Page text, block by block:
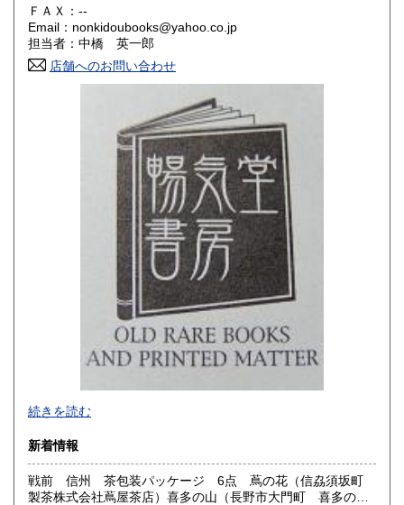
香川県 180円 愛媛県
高知県
180円 長崎県
180円 大分県
180円 鹿児島県
180円
ＦＡＸ：--
Email：nonkidoubooks@yahoo.co.jp
担当者：中橋 英一郎
店舗へのお問い合わせ
最寄駅：花小金井
営業時間：10:00〜18:00
定休日：不定休
続きを読む
新着情報
戦前 信州 茶包装パッケージ 6点 蔦の花（信劦須坂町
製茶株式会社蔦屋茶店）喜多の山（長野市大門町 喜多の園